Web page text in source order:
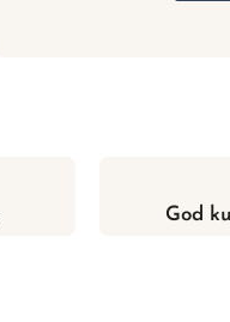
God